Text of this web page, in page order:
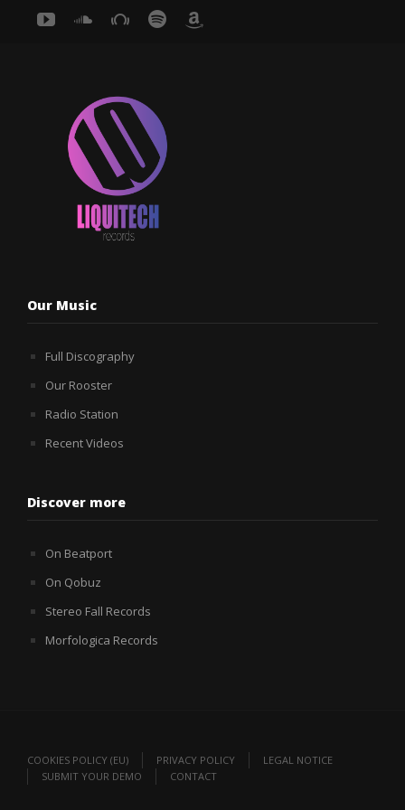
Our Music
Full Discography
Our Rooster
Radio Station
Recent Videos
Discover more
On Beatport
On Qobuz
Stereo Fall Records
Morfologica Records
COOKIES POLICY (EU) PRIVACY POLICY
LEGAL NOTICE
SUBMIT YOUR DEMO
CONTACT